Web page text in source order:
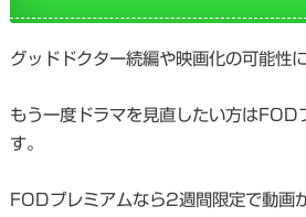
グッドドクター続編や映画化の可能性
もう一度ドラマを見直したい方はFOD
す。
FODプレミアムなら2週間限定で動画